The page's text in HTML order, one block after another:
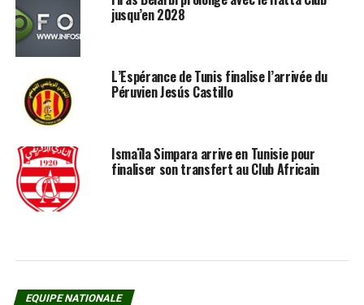
jusqu’en 2028
L’Espérance de Tunis finalise l’arrivée du
Péruvien Jesús Castillo
Ismaïla Simpara arrive en Tunisie pour
finaliser son transfert au Club Africain
EQUIPE NATIONALE